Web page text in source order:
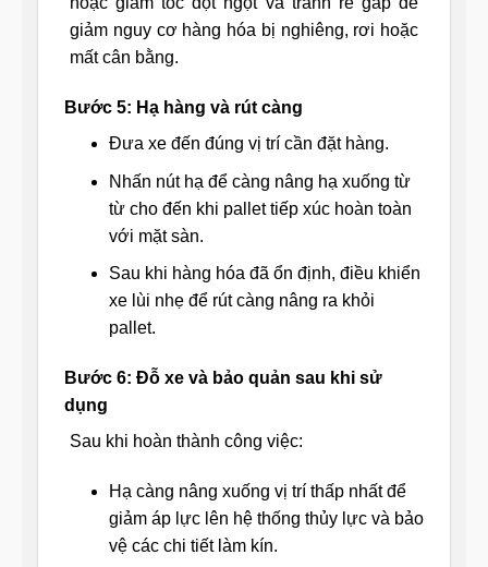
giảm nguy cơ hàng hóa bị nghiêng, rơi hoặc
mất cân bằng.
Bước 5: Hạ hàng và rút càng
Đưa xe đến đúng vị trí cần đặt hàng.
Nhấn nút hạ để càng nâng hạ xuống từ
từ cho đến khi pallet tiếp xúc hoàn toàn
với mặt sàn.
Sau khi hàng hóa đã ổn định, điều khiển
xe lùi nhẹ để rút càng nâng ra khỏi
pallet.
Bước 6: Đỗ xe và bảo quản sau khi sử
dụng
Sau khi hoàn thành công việc:
Hạ càng nâng xuống vị trí thấp nhất để
giảm áp lực lên hệ thống thủy lực và bảo
vệ các chi tiết làm kín.